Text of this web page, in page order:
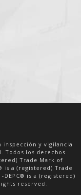
inspección y vigilancia
Todos los derechos
Trade Mark of
is a (registered) Trade
is a (registered)
reserved.